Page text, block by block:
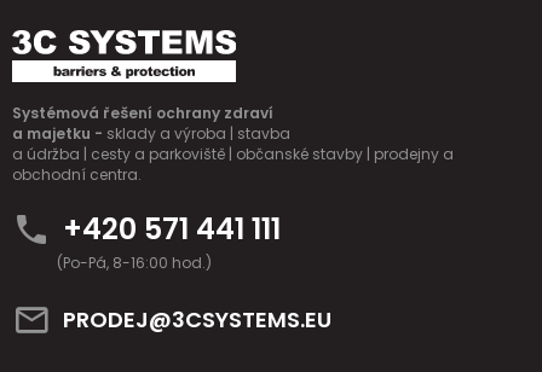
Systémová řešení ochrany zdraví
a majetku - sklady a výroba | stavba
a údržba | cesty a parkoviště | občanské stavby | prodejny a
obchodní centra.
+420 571 441 111
(Po-Pá, 8-16:00 hod.)
PRODEJ@3CSYSTEMS.EU